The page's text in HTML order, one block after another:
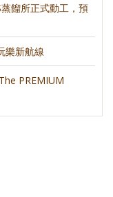
餾所正式動工，預
樂新航線
PREMIUM